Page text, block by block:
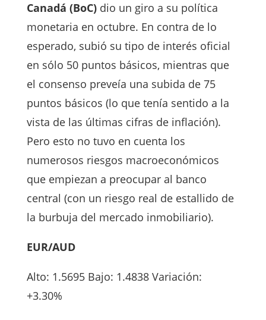
Canadá (BoC)dio un giro a su política
monetaria en octubre. En contra de lo
esperado, subió su tipo de interés oficial
en sólo 50 puntos básicos, mientras que
el consenso preveía una subida de 75
puntos básicos (lo que tenía sentido a la
vista de las últimas cifras de inflación).
Pero esto no tuvo en cuenta los
numerosos riesgos macroeconómicos
que empiezan a preocupar al banco
central (con un riesgo real de estallido de
la burbuja del mercado inmobiliario).
EUR/AUD
Alto: 1.5695 Bajo: 1.4838 Variación:
+3.30%